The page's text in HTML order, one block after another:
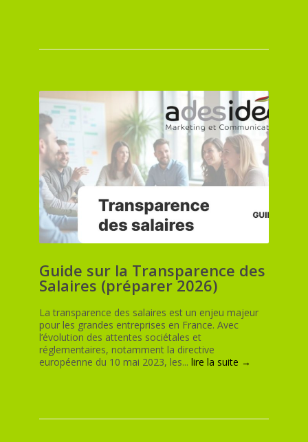
Guide sur la Transparence des
Salaires (préparer 2026)
La transparence des salaires est un enjeu majeur
pour les grandes entreprises en France. Avec
l’évolution des attentes sociétales et
réglementaires, notamment la directive
européenne du 10 mai 2023, les...lire la suite →